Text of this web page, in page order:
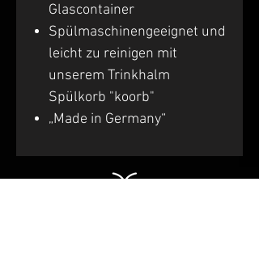
Glascontainer
Spülmaschinengeeignet und
leicht zu reinigen mit
unserem Trinkhalm
Spülkorb "koorb"
„Made in Germany“